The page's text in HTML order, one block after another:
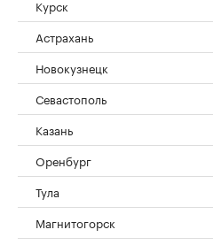
Курск
Астрахань
Новокузнецк
Севастополь
Казань
Оренбург
Тула
Магнитогорск